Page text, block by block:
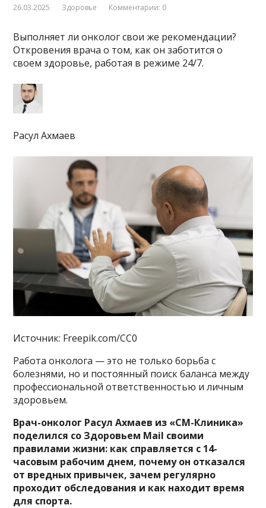
26.03.2025 Здоровье Комментарии: 0
Выполняет ли онколог свои же рекомендации?
Откровения врача о том, как он заботится о
своем здоровье, работая в режиме 24/7.
Расул Ахмаев
Источник: Freepik.com/CC0
Работа онколога — это не только борьба с
болезнями, но и постоянный поиск баланса между
профессиональной ответственностью и личным
здоровьем.
Врач-онколог Расул Ахмаев из «СМ-Клиника»
поделился со Здоровьем Mail своими
правилами жизни: как справляется с 14-
часовым рабочим днем, почему он отказался
от вредных привычек, зачем регулярно
проходит обследования и как находит время
для спорта.